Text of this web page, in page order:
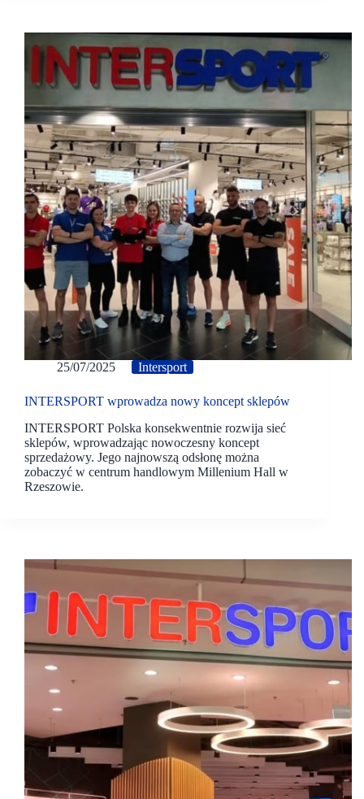
25/07/2025 Intersport
INTERSPORT wprowadza nowy koncept sklepów
INTERSPORT Polska konsekwentnie rozwija sieć
sklepów, wprowadzając nowoczesny koncept
sprzedażowy. Jego najnowszą odsłonę można
zobaczyć w centrum handlowym Millenium Hall w
Rzeszowie.